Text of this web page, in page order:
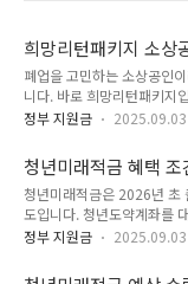
희망리턴패키지 소상
보기
폐업을 고민하는 소상공인
니다. 바로 희망리턴패키지
든데, 점포 철거비까지 수백
도움이 될 겁니다. 오늘은
를 신청하고 혜택을 받을 수
상공인 희망리턴패키지 신
패키지는 소상공인시장진
니다.이 사업은 단순히 돈만
여주는 종합적인 프로그램
정부 지원금 2025.09.03
청년미래적금 혜택
청년미래적금은 2026년 초
도입니다. 청년도약계좌를
까지 납입 시 정부가 최대
마련이 가능해 사회 초년생
정부 지원금 2025.09.03